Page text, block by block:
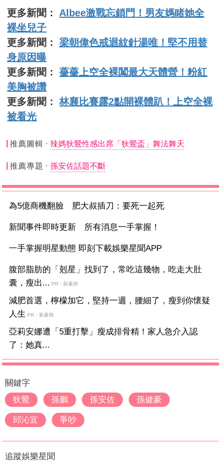
更多新聞： Albee激戰忘鎖門！男友媽睹她全
裸坐兒子
更多新聞：梁朝偉色戒迴紋針湯唯！堅不用替
身原因曝
更多新聞：薔薔上空全裸闖最大天體營！粉紅
美胸被讚
更多新聞：林襄比賽露2點開裸體趴！上空全裸
被看光
推薦圖輯 辣媽狄鶯性感出席「狄鶯盃」舞法舞天
推薦專題 孫安佐話題不斷
為5億商機翻臉 肥大叔插刀：要死一起死
新聞事件即時更新 所有消息一手掌握！
一手掌握明星動態 即刻下載娛樂星聞APP
腹部脂肪的「剋星」找到了，常吃這幾物，吃走大肚
囊，瘦出... PR・新素簡
減肥首選，檸檬加它，堅持一週，腰細了，瘦到你懷疑
人生 PR・新素簡
亞莉安娜遭「5重打擊」瘦成排骨精！家人急介入認
了：她真...
關鍵字
狄鶯
孫鵬 孫安佐 孫健豪
邱沁宜 爭吵
追蹤娛樂星聞